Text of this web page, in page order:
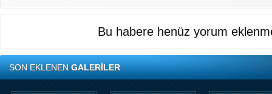
Bu habere henüz yorum
SON EKLENENGALERİLER